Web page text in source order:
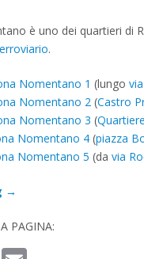
è uno dei quartieri di
.
Nomentano 1 (lungo
Nomentano 2 (Castro
Nomentano 3 (
Nomentano 4 (piazza
Nomentano 5 (da via
→
PAGINA: